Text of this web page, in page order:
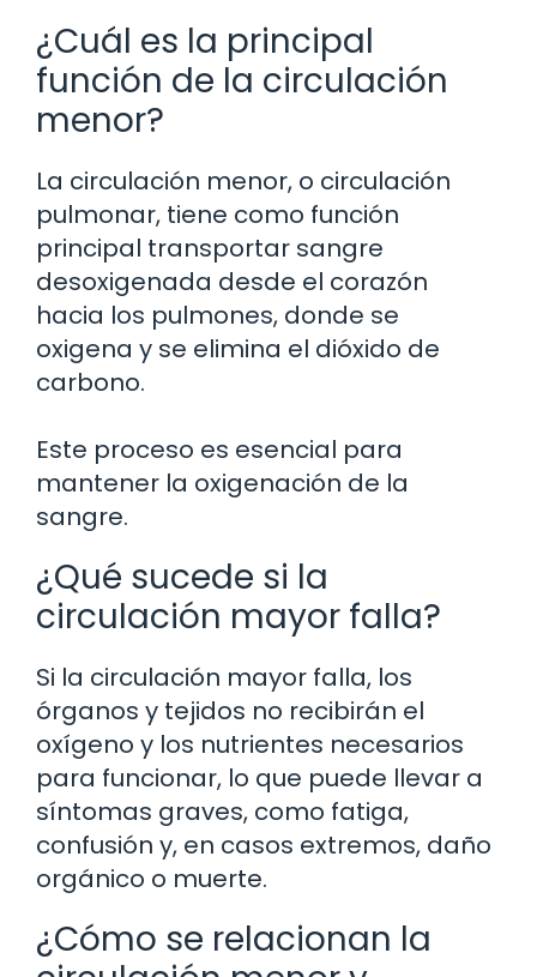
¿Cuál es la principal
función de la circulación
menor?
La circulación menor, o circulación
pulmonar, tiene como función
principal transportar sangre
desoxigenada desde el corazón
hacia los pulmones, donde se
oxigena y se elimina el dióxido de
carbono.
Este proceso es esencial para
mantener la oxigenación de la
sangre.
¿Qué sucede si la
circulación mayor falla?
Si la circulación mayor falla, los
órganos y tejidos no recibirán el
oxígeno y los nutrientes necesarios
para funcionar, lo que puede llevar a
síntomas graves, como fatiga,
confusión y, en casos extremos, daño
orgánico o muerte.
¿Cómo se relacionan la